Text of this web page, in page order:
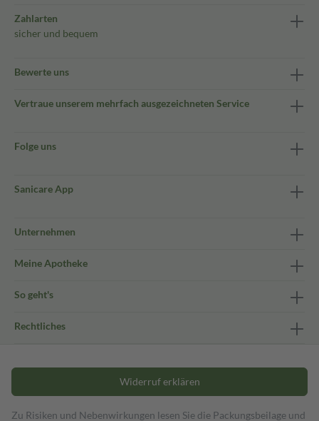
Zahlarten
sicher und bequem
Bewerte uns
Vertraue unserem mehrfach ausgezeichneten Service
Folge uns
Sanicare App
Unternehmen
Meine Apotheke
So geht's
Rechtliches
Widerruf erklären
Zu Risiken und Nebenwirkungen lesen Sie die Packungsbeilage und